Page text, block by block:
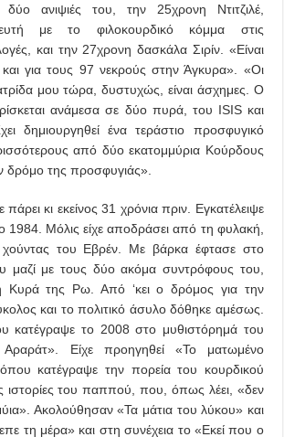
ανιψιές του, την 25χρονη Ντιτζιλέ,
με το φιλοκουρδικό κόμμα στις
και την 27χρονη δασκάλα Σιρίν. «Είναι
για τους 97 νεκρούς στην Άγκυρα». «Οι
μου τώρα, δυστυχώς, είναι άσχημες. Ο
ανάμεσα σε δύο πυρά, του ISIS και
δημιουργηθεί ένα τεράστιο προσφυγικό
από δύο εκατομμύρια Κούρδους
δρόμο της προσφυγιάς».
πάρει κι εκείνος 31 χρόνια πριν. Εγκατέλειψε
1984. Μόλις είχε αποδράσει από τη φυλακή,
χούντας του Εβρέν. Με βάρκα έφτασε στο
μαζί με τους δύο ακόμα συντρόφους του,
Κυρά της Ρω. Από ‘κει ο δρόμος για την
και το πολιτικό άσυλο δόθηκε αμέσως.
κατέγραψε το 2008 στο μυθιστόρημά του
Είχε προηγηθεί «Το ματωμένο
κατέγραψε την πορεία του κουρδικού
ιστορίες του παππού, που, όπως λέει, «δεν
Ακολούθησαν «Τα μάτια του λύκου» και
τη μέρα» και στη συνέχεια το «Εκεί που ο